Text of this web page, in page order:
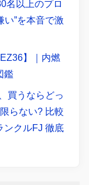
名以上のプロ
い”を本音で激
】｜内燃
鑑
買うならどっ
らない? 比較
ンクルFJ 徹底